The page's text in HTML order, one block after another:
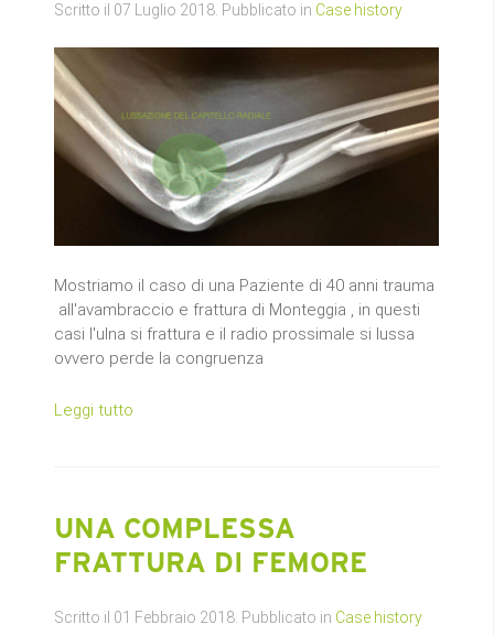
Scritto il 07 Luglio 2018 . Pubblicato in Case history
Mostriamo il caso di una Paziente di 40 anni trauma
all'avambraccio e frattura di Monteggia , in questi
casi l'ulna si frattura e il radio prossimale si lussa
ovvero perde la congruenza
Leggi tutto
UNA COMPLESSA
FRATTURA DI FEMORE
Scritto il 01 Febbraio 2018 . Pubblicato in Case history